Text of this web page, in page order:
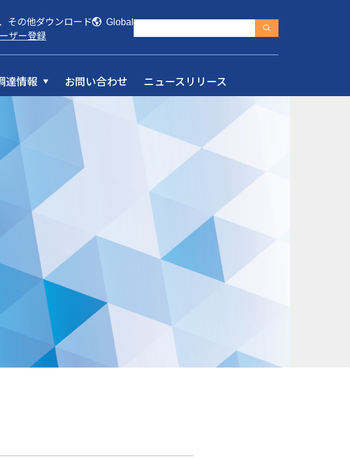
その他ダウンロード
ザー登録
Global
達情報 お問い合わせ ニュースリリース